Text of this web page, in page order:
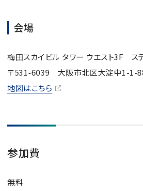
MALDI-TOFMS
マルチイオン化-未知物質解析システム
MultiAnalyzer
GC-MS用前処理装置
半導体関連機器
クライオ電子顕微鏡
コラム
日本電子ニュース｜技術情
会場
梅田スカイビル タワー ウエスト3F ス
〒531-6039 大阪市北区大淀中1-1-
地図はこちら
参加費
無料